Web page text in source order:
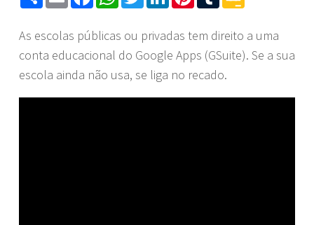
As escolas públicas ou privadas tem direito a uma
conta educacional do Google Apps (GSuite). Se a sua
escola ainda não usa, se liga no recado.